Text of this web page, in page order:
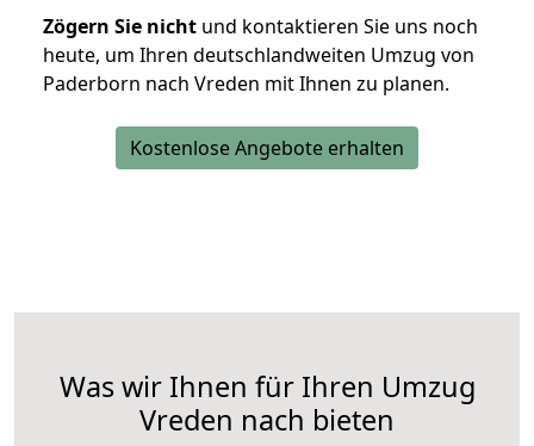
Zögern Sie nicht und kontaktieren Sie uns noch
heute, um Ihren deutschlandweiten Umzug von
Paderborn nach Vreden mit Ihnen zu planen.
Kostenlose Angebote erhalten
Was wir Ihnen für Ihren Umzug
Vreden nach bieten